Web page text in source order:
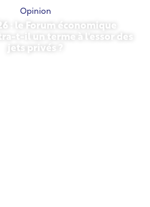
Opinion
: le Forum économique
t-il un terme à l'essor des
jets privés ?